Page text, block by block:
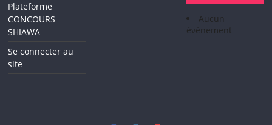
Plateforme
CONCOURS
SHIAWA
Se connecter au
site
Aucun
évènement